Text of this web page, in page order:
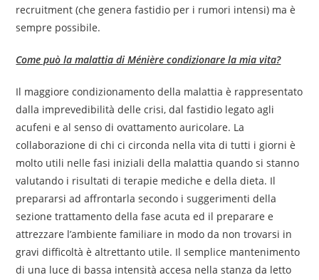
recruitment (che genera fastidio per i rumori intensi) ma è
sempre possibile.
Come può la malattia di Ménière condizionare la mia vita?
Il maggiore condizionamento della malattia è rappresentato
dalla imprevedibilità delle crisi, dal fastidio legato agli
acufeni e al senso di ovattamento auricolare. La
collaborazione di chi ci circonda nella vita di tutti i giorni è
molto utili nelle fasi iniziali della malattia quando si stanno
valutando i risultati di terapie mediche e della dieta. Il
prepararsi ad affrontarla secondo i suggerimenti della
sezione trattamento della fase acuta ed il preparare e
attrezzare l’ambiente familiare in modo da non trovarsi in
gravi difficoltà è altrettanto utile. Il semplice mantenimento
di una luce di bassa intensità accesa nella stanza da letto